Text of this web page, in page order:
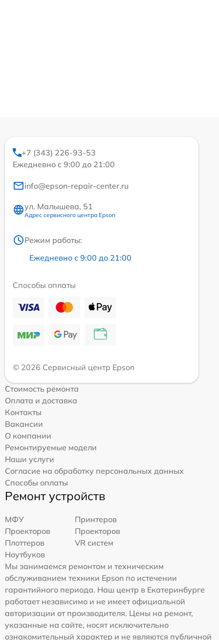
+7 (343) 226-93-53
Ежедневно с 9:00 до 21:00
info@epson-repair-center.ru
ул. Малышева, 51
Адрес сервисного центра Epson
Режим работы:
Ежедневно с 9:00 до 21:00
Способы оплаты
© 2026 Сервисный центр Epson
Стоимость ремонта
Оплата и доставка
Контакты
Вакансии
О компании
Ремонтируемые модели
Наши услуги
Согласие на обработку персональных данных
Способы оплаты
Ремонт устройств
МФУ
Принтеров
Проекторов
Проекторов
Плоттеров
VR систем
Ноутбуков
Мы занимаемся ремонтом и техническим
обслуживанием техники Epson по истечении
гарантийного периода. Наш центр в Екатеринбурге
работает независимо и не имеет официальной
авторизации от производителя. Цены на ремонт,
указанные на сайте, носят исключительно
ознакомительный характер и не являются публичной